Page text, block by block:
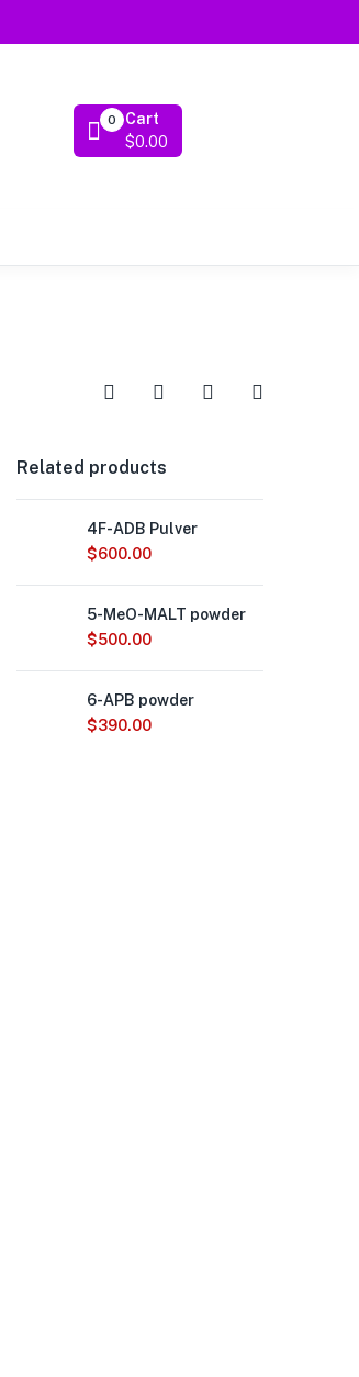
Cart
0
$0.00
Related products
4F-ADB Pulver
$600.00
5-MeO-MALT powder
$500.00
6-APB powder
$390.00